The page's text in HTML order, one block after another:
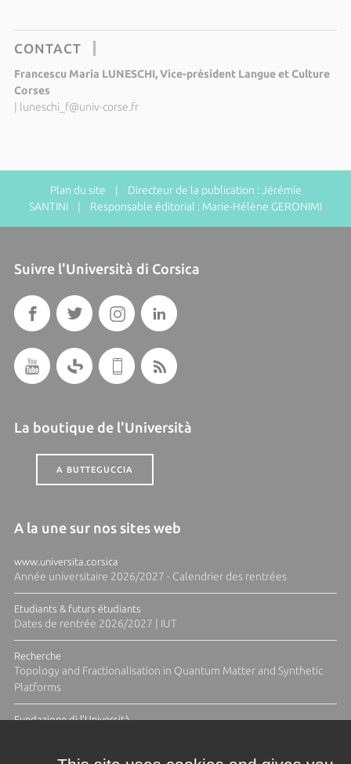
CONTACT
Francescu Maria LUNESCHI, Vice-président Langue et Culture
Corses
luneschi_f@univ-corse.fr
Plan du site | Directeur de la publication : Jérémie
SANTINI | Responsable éditorial : Marie-Hélène GERONIMI
Suivre l'Università di Corsica
La boutique de l'Università
A BUTTEGUCCIA
A la une sur nos sites web
www.universita.corsica
Année universitaire 2026/2027 - Calendrier des rentrées
Etudiants & futurs étudiants
Dates de rentrée 2026/2027 | IUT
Recherche
Topology and Fractionalisation in Quantum Matter and Synthetic
Platforms
Fundazione di l'Università